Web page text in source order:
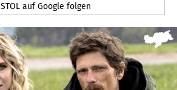
STOL auf Google folgen